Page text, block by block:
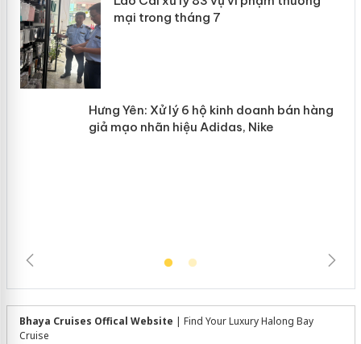
Bhaya Cruises Offical Website | Find Your Luxury Halong Bay
Cruise